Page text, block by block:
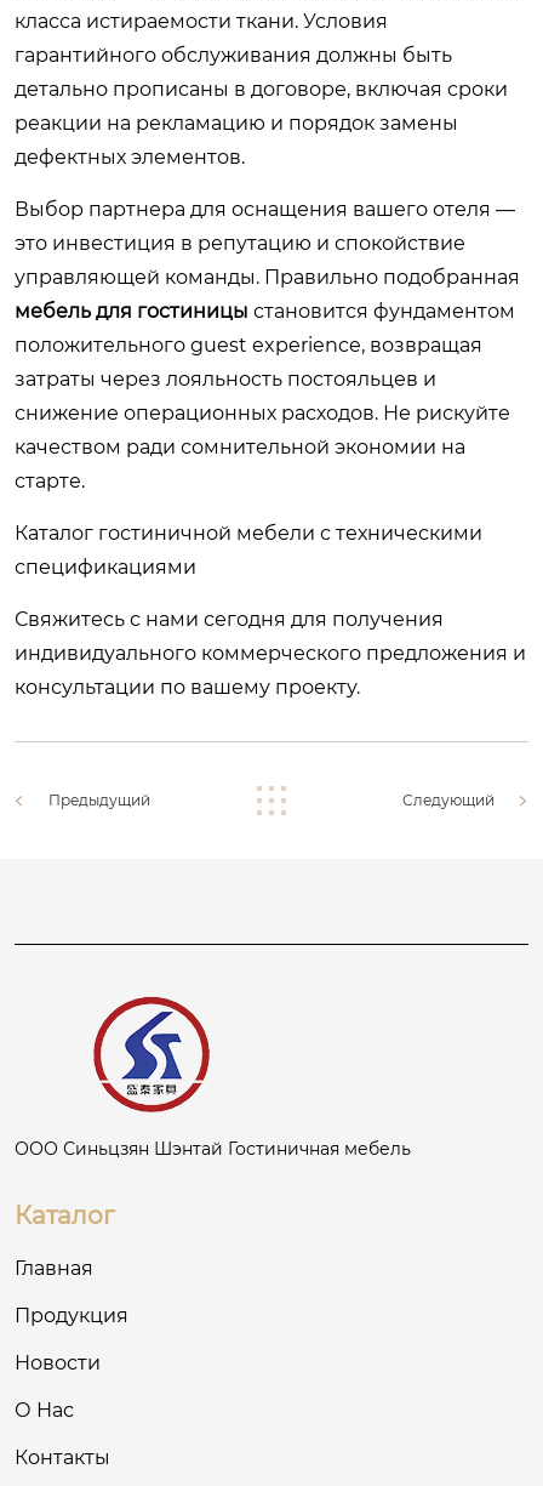
класса истираемости ткани. Условия
гарантийного обслуживания должны быть
детально прописаны в договоре, включая сроки
реакции на рекламацию и порядок замены
дефектных элементов.
Выбор партнера для оснащения вашего отеля —
это инвестиция в репутацию и спокойствие
управляющей команды. Правильно подобранная
мебель для гостиницы становится фундаментом
положительного guest experience, возвращая
затраты через лояльность постояльцев и
снижение операционных расходов. Не рискуйте
качеством ради сомнительной экономии на
старте.
Каталог гостиничной мебели с техническими
спецификациями
Свяжитесь с нами сегодня для получения
индивидуального коммерческого предложения и
консультации по вашему проекту.
Предыдущий Следующий
ООО Синьцзян Шэнтай Гостиничная мебель
Каталог
Главная
Продукция
Новости
О Нас
Контакты